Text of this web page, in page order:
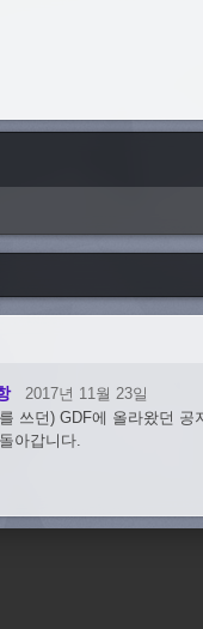
2017년 11월 23일
쓰던) GDF에 올라왔던
아갑니다.